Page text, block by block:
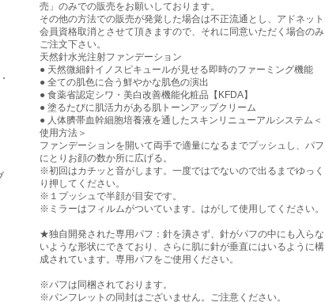
売」のみでの販売をお願いしております。
その他の方法での販売が発覚した場合は不正流通とし、アドネット
会員資格取消とさせて頂きますので、それに同意いただく場合のみ
ご注文下さい。
天然針水光注射ファンデーション
● 天然微細針イノスピキュールが見せる即時のファーミング機能
● 全ての肌色に合う鮮やかな肌色の演出
● 食薬省認定シワ・美白改善機能化粧品【KFDA】
● 塗るたびに肌活力がある肌トーンアップクリーム
● 人体臍帯血幹細胞培養液を通したスキンリニューアルシステム＜
使用方法＞
ファンデーションを開いて両手で適量になるまでプッシュし、パフ
にとりお顔の数か所に広げる。
※初回はカチッと音がします。一度ではでないので出るまでゆっく
り押してください。
※１プッシュで半顔が目安です。
※ミラーはフィルムがついています。はがして使用してください。
★独自開発された専用パフ：針を潰さず、針がパフの中にも入らな
いような形状にできており、さらに肌に針が垂直にはいるように構
成されています。専用パフをご使用ください。
※パフは同梱されております。
※パンフレットの同封はございません。ご注意ください。